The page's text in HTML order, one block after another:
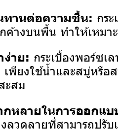
ทานต่อความชื้น: กร
ค้างบนพื้น ทำให้เหมา
ง่าย: กระเบื้องพอร์ซเ
พียงใช้น้ำและสบู่หรือ
ะสม
กหลายในการออกแบ
งลวดลายที่สามารถปรั